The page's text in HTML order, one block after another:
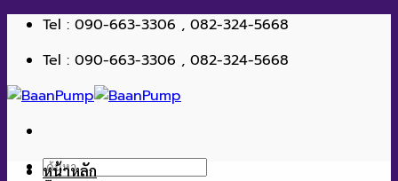
ข้าม
เนื้อหา
Tel : 090-663-3306 , 082-324-5668
Tel : 090-663-3306 , 082-324-5668
ค้นหา:
หน้าหลัก